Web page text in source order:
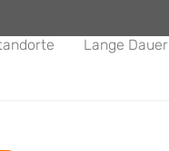
Lange Dauer